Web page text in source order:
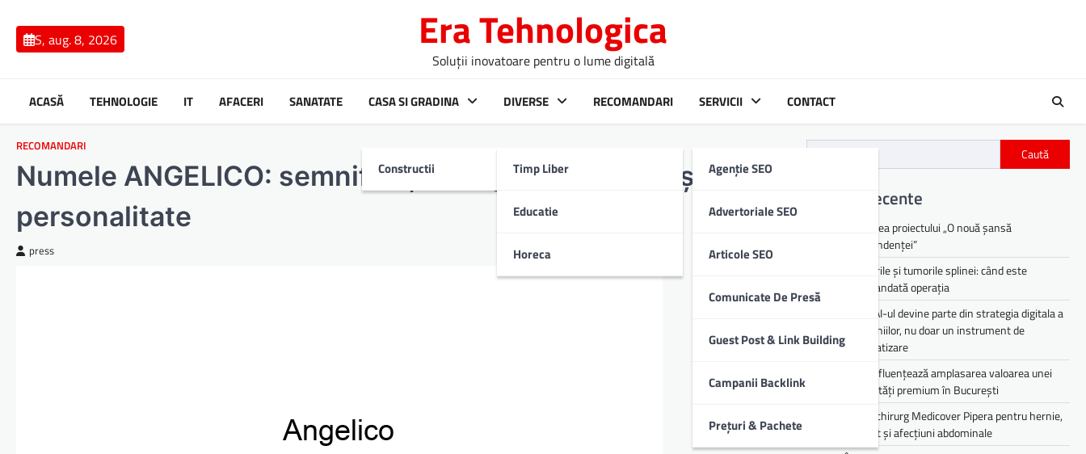
contentS, aug. 8, 2026 Era Tehnologica
Soluții inovatoare pentru o lume digitală
ACASĂ TEHNOLOGIE IT AFACERI SANATATE CASA SI GRADINA
Constructii
DIVERSE
Timp Liber
Educatie
Horeca
RECOMANDARI SERVICII
Agenție SEO
Advertoriale SEO
Articole SEO
Comunicate De Presă
Guest Post & Link Building
Campanii Backlink
Prețuri & Pachete
CONTACT
RECOMANDARI
Numele ANGELICO: semnificație, origine, trăsături și
personalitate
press
Caută
Articole recente
Lansarea proiectului „O nouă șansă
independenței”
Chisturile și tumorile splinei: când este
recomandată operația
De ce AI-ul devine parte din strategia digitala a
companiilor, nu doar un instrument de
automatizare
Cum influențează amplasarea valoarea unei
proprietăți premium în București
Medic chirurg Medicover Pipera pentru hernie,
colecist și afecțiuni abdominale